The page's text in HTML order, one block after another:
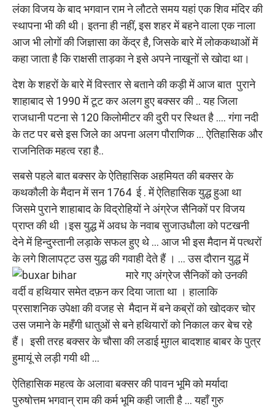
लंका विजय के बाद भगवान राम ने लौटते समय यहां एक शिव मंदिर की
स्थापना भी की थी। इतना ही नहीं, इस शहर में बहने वाला एक नाला
आज भी लोगों की जिज्ञासा का केंद्र है, जिसके बारे में लोककथाओं में
कहा जाता है कि राक्षसी ताड़का ने इसे अपने नाखूनों से खोदा था।
देश के शहरों के बारे में विस्तार से बताने की कड़ी में आज बात पुराने
शाहाबाद से 1990 में टूट कर अलग हुए बक्सर की .. यह जिला
राजधानी पटना से 120 किलोमीटर की दुरी पर स्थित है …. गंगा नदी
के तट पर बसे इस जिले का अपना अलग पौराणिक … ऐतिहासिक और
राजनितिक महत्व रहा है..
सबसे पहले बात बक्सर के ऐतिहासिक अहमियत की बक्सर के
कथकौली के मैदान में सन 1764 ई . में ऐतिहासिक युद्ध हुआ था
जिसमे पुराने शाहाबाद के विद्रोहियों ने अंग्रेज सैनिकों पर विजय
प्राप्त की थी ।इस युद्ध में अवध के नवाब सुजाउधौला को पटखनी
देने में हिन्दुस्तानी लड़ाके सफल हुए थे … आज भी इस मैदान में पत्थरों
के लगे शिलापट्ट उस युद्ध की गवाही देते हैं । … उस दौरान युद्ध में
मारे गए अंग्रेज सैनिकोंको उनकी
वर्दी व हथियार समेत दफ़न कर दिया जाता था । हालाकि
प्रसाशनिक उपेक्षा की वजह से मैदान में बने कब्रों को खोदकर चोर
उस जमाने के महँगी धातुओं से बने हथियारों को निकाल कर बेच रहे
हैं। इसी तरह बक्सर के चौसा की लडाई मुग़ल बादशाह बाबर के पुत्र
हुमायूं से लड़ी गयी थी …
ऐतिहासिक महत्व के अलावा बक्सर की पावन भूमि को मर्यादा
पुरुषोत्तम भगवान् राम की कर्म भूमि कही जाती है … यहाँ गुरु